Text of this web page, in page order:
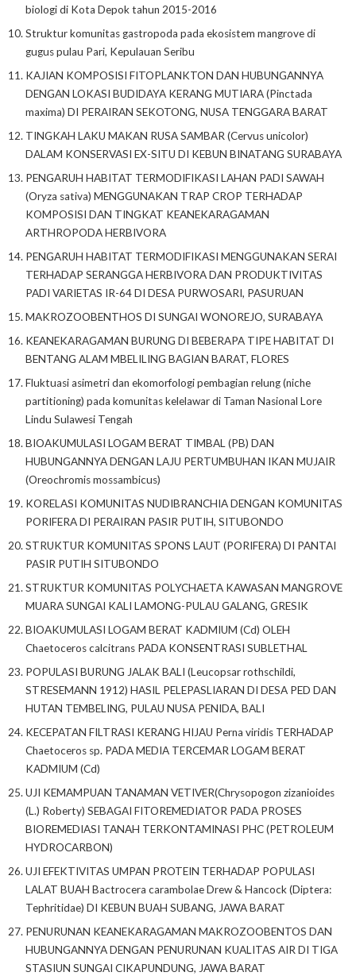
biologi di Kota Depok tahun 2015-2016
Struktur komunitas gastropoda pada ekosistem mangrove di
gugus pulau Pari, Kepulauan Seribu
KAJIAN KOMPOSISI FITOPLANKTON DAN HUBUNGANNYA
DENGAN LOKASI BUDIDAYA KERANG MUTIARA (Pinctada
maxima) DI PERAIRAN SEKOTONG, NUSA TENGGARA BARAT
TINGKAH LAKU MAKAN RUSA SAMBAR (Cervus unicolor)
DALAM KONSERVASI EX-SITU DI KEBUN BINATANG SURABAYA
PENGARUH HABITAT TERMODIFIKASI LAHAN PADI SAWAH
(Oryza sativa) MENGGUNAKAN TRAP CROP TERHADAP
KOMPOSISI DAN TINGKAT KEANEKARAGAMAN
ARTHROPODA HERBIVORA
PENGARUH HABITAT TERMODIFIKASI MENGGUNAKAN SERAI
TERHADAP SERANGGA HERBIVORA DAN PRODUKTIVITAS
PADI VARIETAS IR-64 DI DESA PURWOSARI, PASURUAN
MAKROZOOBENTHOS DI SUNGAI WONOREJO, SURABAYA
KEANEKARAGAMAN BURUNG DI BEBERAPA TIPE HABITAT DI
BENTANG ALAM MBELILING BAGIAN BARAT, FLORES
Fluktuasi asimetri dan ekomorfologi pembagian relung (niche
partitioning) pada komunitas kelelawar di Taman Nasional Lore
Lindu Sulawesi Tengah
BIOAKUMULASI LOGAM BERAT TIMBAL (PB) DAN
HUBUNGANNYA DENGAN LAJU PERTUMBUHAN IKAN MUJAIR
(Oreochromis mossambicus)
KORELASI KOMUNITAS NUDIBRANCHIA DENGAN KOMUNITAS
PORIFERA DI PERAIRAN PASIR PUTIH, SITUBONDO
STRUKTUR KOMUNITAS SPONS LAUT (PORIFERA) DI PANTAI
PASIR PUTIH SITUBONDO
STRUKTUR KOMUNITAS POLYCHAETA KAWASAN MANGROVE
MUARA SUNGAI KALI LAMONG-PULAU GALANG, GRESIK
BIOAKUMULASI LOGAM BERAT KADMIUM (Cd) OLEH
Chaetoceros calcitrans PADA KONSENTRASI SUBLETHAL
POPULASI BURUNG JALAK BALI (Leucopsar rothschildi,
STRESEMANN 1912) HASIL PELEPASLIARAN DI DESA PED DAN
HUTAN TEMBELING, PULAU NUSA PENIDA, BALI
KECEPATAN FILTRASI KERANG HIJAU Perna viridis TERHADAP
Chaetoceros sp. PADA MEDIA TERCEMAR LOGAM BERAT
KADMIUM (Cd)
UJI KEMAMPUAN TANAMAN VETIVER(Chrysopogon zizanioides
(L.) Roberty) SEBAGAI FITOREMEDIATOR PADA PROSES
BIOREMEDIASI TANAH TERKONTAMINASI PHC (PETROLEUM
HYDROCARBON)
UJI EFEKTIVITAS UMPAN PROTEIN TERHADAP POPULASI
LALAT BUAH Bactrocera carambolae Drew & Hancock (Diptera:
Tephritidae) DI KEBUN BUAH SUBANG, JAWA BARAT
PENURUNAN KEANEKARAGAMAN MAKROZOOBENTOS DAN
HUBUNGANNYA DENGAN PENURUNAN KUALITAS AIR DI TIGA
STASIUN SUNGAI CIKAPUNDUNG, JAWA BARAT